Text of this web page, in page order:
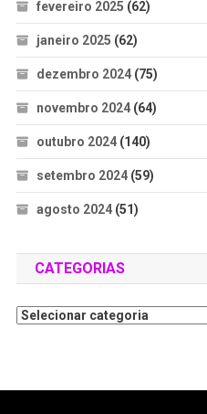
fevereiro 2025 (62)
janeiro 2025 (62)
dezembro 2024(75)
novembro 2024(64)
outubro 2024(140)
setembro 2024(59)
agosto 2024(51)
CATEGORIAS